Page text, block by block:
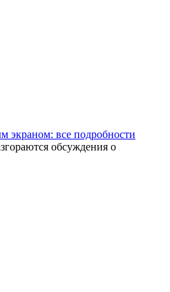
экраном: все подробности
обсуждения о